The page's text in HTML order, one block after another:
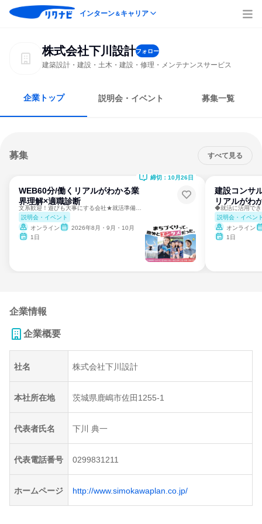
インターン＆キャリア
株式会社下川設計フォロー
建築設計・建設・土木・建設・修理・メンテナンスサービス
企業トップ 説明会・イベント 募集一覧
募集 すべて見る
WEB60分/働くリアルがわかる業
界理解×適職診断
説明会・イベント
オンライン
2026年8月・9月・10月
1日
締切：10月26日
建設コンサ
リアルがわ
◆就活に活用で
説明会・イベン
オンライン
1日
企業情報
企業概要
社名 株式会社下川設計
本社所在地 茨城県鹿嶋市佐田1255-1
代表者氏名 下川 典一
代表電話番号 0299831211
ホームページ http://www.simokawaplan.co.jp/